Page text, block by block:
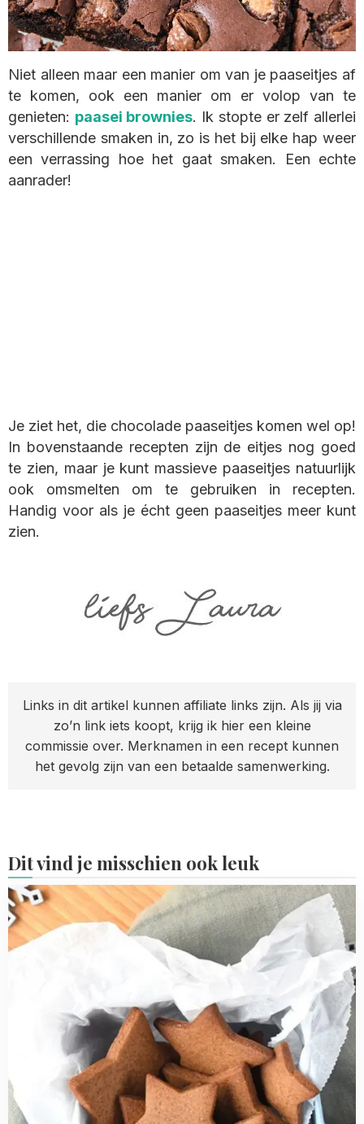
Niet alleen maar een manier om van je paaseitjes af
te komen, ook een manier om er volop van te
genieten: paasei brownies. Ik stopte er zelf allerlei
verschillende smaken in, zo is het bij elke hap weer
een verrassing hoe het gaat smaken. Een echte
aanrader!
Je ziet het, die chocolade paaseitjes komen wel op!
In bovenstaande recepten zijn de eitjes nog goed
te zien, maar je kunt massieve paaseitjes natuurlijk
ook omsmelten om te gebruiken in recepten.
Handig voor als je écht geen paaseitjes meer kunt
zien.
Links in dit artikel kunnen affiliate links zijn. Als jij via
zo’n link iets koopt, krijg ik hier een kleine
commissie over. Merknamen in een recept kunnen
het gevolg zijn van een betaalde samenwerking.
Dit vind je misschien ook leuk
Read
more
about
Zelfgemaakte